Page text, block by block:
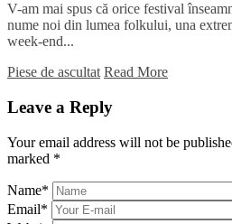
V-am mai spus că orice festival
nume noi din lumea folkului, una
week-end...
Piese de ascultat Read More
Leave a Reply
Your email address will not be
marked *
Name*
Email*